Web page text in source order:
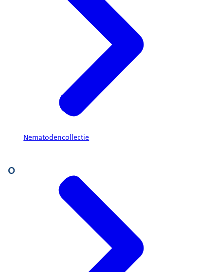
Nematodencollectie
O